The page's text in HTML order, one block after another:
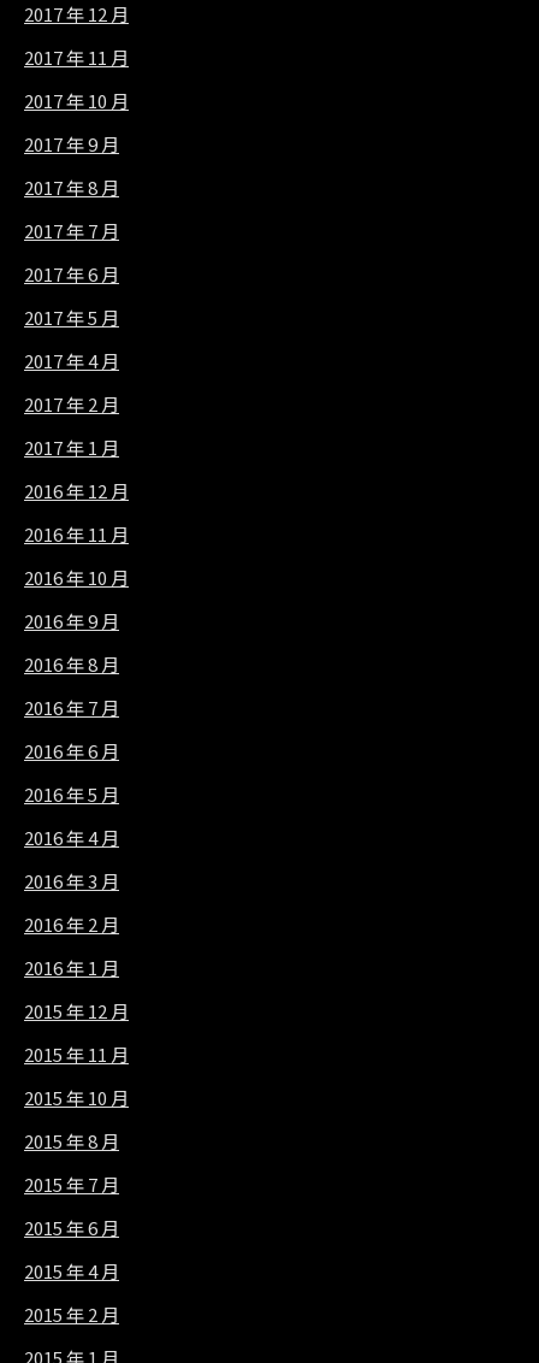
2017 年 12 月
2017 年 11 月
2017 年 10 月
2017 年 9 月
2017 年 8 月
2017 年 7 月
2017 年 6 月
2017 年 5 月
2017 年 4 月
2017 年 2 月
2017 年 1 月
2016 年 12 月
2016 年 11 月
2016 年 10 月
2016 年 9 月
2016 年 8 月
2016 年 7 月
2016 年 6 月
2016 年 5 月
2016 年 4 月
2016 年 3 月
2016 年 2 月
2016 年 1 月
2015 年 12 月
2015 年 11 月
2015 年 10 月
2015 年 8 月
2015 年 7 月
2015 年 6 月
2015 年 4 月
2015 年 2 月